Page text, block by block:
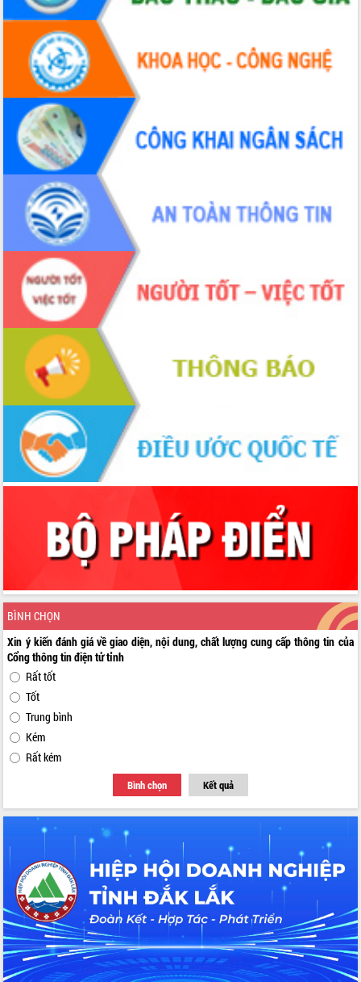
BÌNH CHỌN
Xin ý kiến đánh giá về giao diện, nội dung, chất lượng cung cấp thông tin của
Cổng thông tin điện tử tỉnh
Rất tốt
Tốt
Trung bình
Kém
Rất kém
Bình chọn Kết quả